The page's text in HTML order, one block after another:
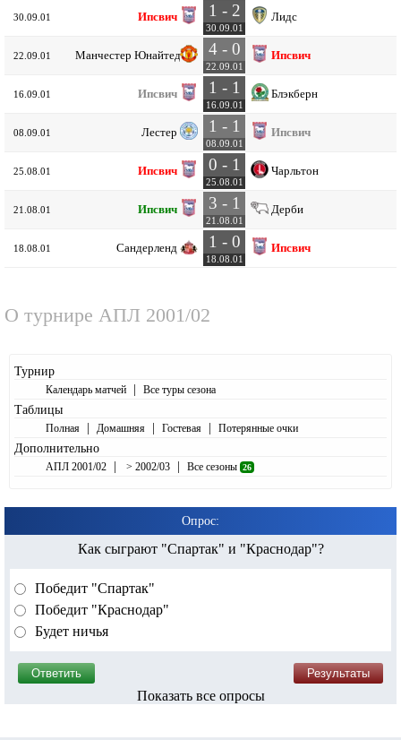
30.09.01 Ипсвич 1 - 2
30.09.01
Лидс
22.09.01 Манчестер Юнайтед 4 - 0
22.09.01
Ипсвич
16.09.01 Ипсвич 1 - 1
16.09.01
Блэкберн
08.09.01 Лестер 1 - 1
08.09.01
Ипсвич
25.08.01 Ипсвич 0 - 1
25.08.01
Чарльтон
21.08.01 Ипсвич 3 - 1
21.08.01
Дерби
18.08.01 Сандерленд 1 - 0
18.08.01
Ипсвич
О турнире АПЛ 2001/02
Турнир
Календарь матчей | Все туры сезона
Таблицы
Полная | Домашняя | Гостевая | Потерянные очки
Дополнительно
АПЛ 2001/02 | > 2002/03 | Все сезоны 26
Опрос:
Как сыграют "Спартак" и "Краснодар"?
Победит "Спартак"
Победит "Краснодар"
Будет ничья
Показать все опросы